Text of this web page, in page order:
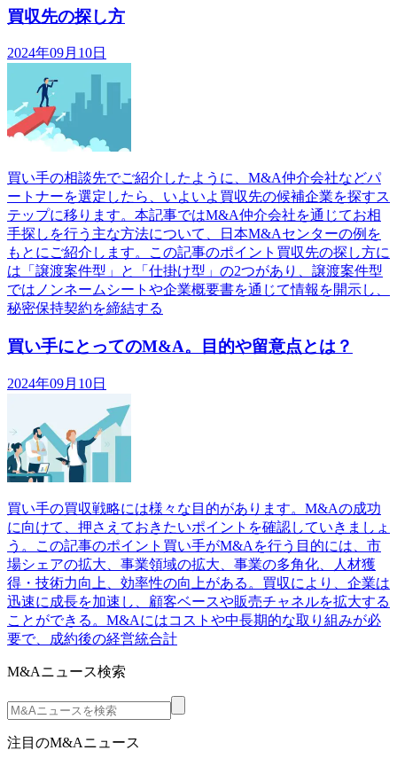
買収先の探し方
2024年09月10日
買い手の相談先でご紹介したように、M&A仲介会社などパ
ートナーを選定したら、いよいよ買収先の候補企業を探すス
テップに移ります。本記事ではM&A仲介会社を通じてお相
手探しを行う主な方法について、日本M&Aセンターの例を
もとにご紹介します。この記事のポイント買収先の探し方に
は「譲渡案件型」と「仕掛け型」の2つがあり、譲渡案件型
ではノンネームシートや企業概要書を通じて情報を開示し、
秘密保持契約を締結する
買い手にとってのM&A。目的や留意点とは？
2024年09月10日
買い手の買収戦略には様々な目的があります。M&Aの成功
に向けて、押さえておきたいポイントを確認していきましょ
う。この記事のポイント買い手がM&Aを行う目的には、市
場シェアの拡大、事業領域の拡大、事業の多角化、人材獲
得・技術力向上、効率性の向上がある。買収により、企業は
迅速に成長を加速し、顧客ベースや販売チャネルを拡大する
ことができる。M&Aにはコストや中長期的な取り組みが必
要で、成約後の経営統合計
M&Aニュース検索
注目のM&Aニュース